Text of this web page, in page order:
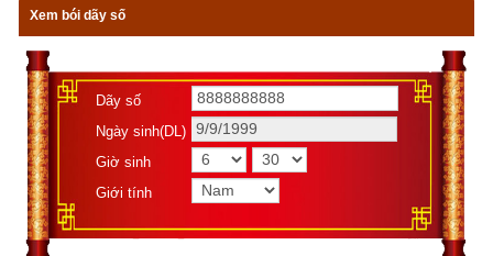
Xemvm.com xin hân hạnh giới thiệu tới độc giả
cuốn sách số
“Diễn cầm tam thế diễn nghĩa” của soạn giả Dương Công
Hầu
https://xemvm.com/kien-thuc-phong-
Xem bói dãy số
Dãy số
Ngày sinh(DL)
Giờ sinh
Giới tính